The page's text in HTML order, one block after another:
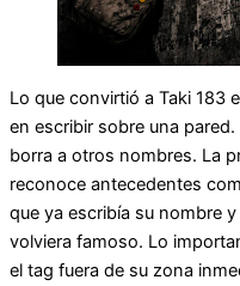
Lo que convirtió a Taki 183
en escribir sobre una
borra a otros nombres. La
reconoce antecedentes
que ya escribía su nombre
volviera famoso. Lo
el tag fuera de su zona